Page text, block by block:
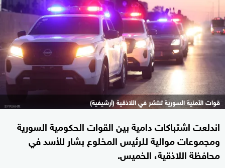
قوات الأمنية السورية تنتشر في اللاذقية (أرشيفية)
اندلعت اشتباكات دامية بين القوات الحكومية السورية
ومجموعات موالية للرئيس المخلوع بشار للأسد في
محافظة اللاذقية، الخميس.